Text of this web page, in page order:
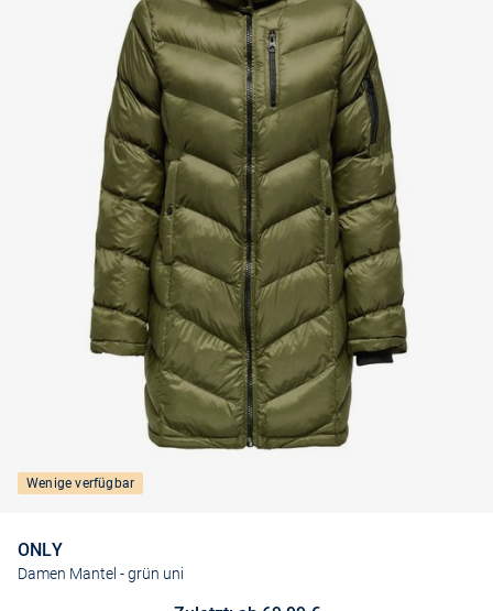
Wenige verfügbar
ONLY
Damen Mantel - grün uni